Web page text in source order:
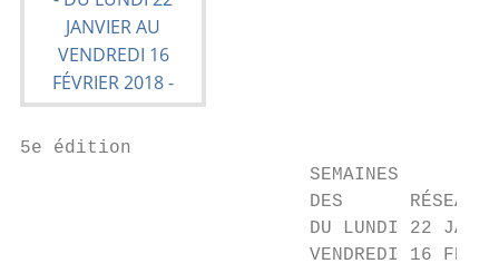
5e édition
                          SEMAINES
                          DES      RÉSEAUX
DU LUNDI 22
VENDREDI 16